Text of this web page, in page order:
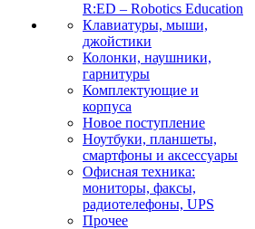
R:ED – Robotics Education
Клавиатуры, мыши,
джойстики
Колонки, наушники,
гарнитуры
Комплектующие и
корпуса
Новое поступление
Ноутбуки, планшеты,
смартфоны и аксессуары
Офисная техника:
мониторы, факсы,
радиотелефоны, UPS
Прочее